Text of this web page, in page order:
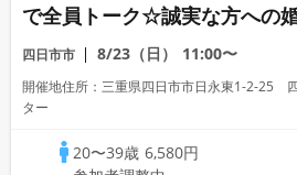
で全員トーク☆誠実な方への
ー
四日市市 8/23（日） 11:00〜
開催地住所：三重県四日市市日永東1-2-25
ター
20〜39歳 6,580円